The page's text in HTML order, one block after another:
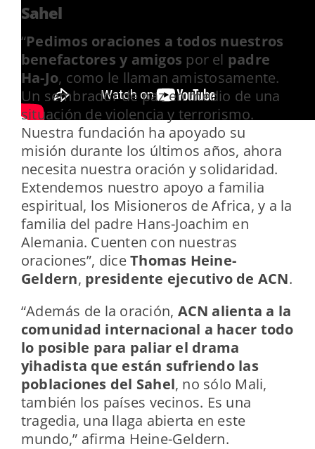
Sahel
“Pedimos oraciones a todos nuestros
benefactores y amigos por el padre
Ha-Jo, como le llaman amistosamente.
Un sembrador de paz en medio de una
situación de violencia y terrorismo.
Nuestra fundación ha apoyado su
misión durante los últimos años, ahora
necesita nuestra oración y solidaridad.
Extendemos nuestro apoyo a familia
espiritual, los Misioneros de Africa, y a la
familia del padre Hans-Joachim en
Alemania. Cuenten con nuestras
oraciones”, diceThomas Heine-
Geldern, presidente ejecutivo de ACN.
“Además de la oración, ACN alienta a la
comunidad internacional a hacer todo
lo posible para paliar el drama
yihadista que están sufriendo las
poblaciones del Sahel, no sólo Mali,
también los países vecinos. Es una
tragedia, una llaga abierta en este
mundo,” afirma Heine-Geldern.